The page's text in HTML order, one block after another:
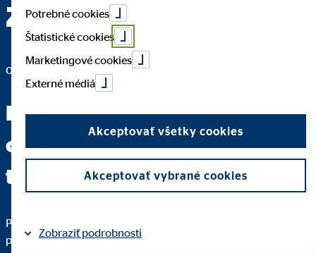
Zvolen
okresný riaditeľ pre OVB Allfinanz Slovensko a.s.
Keď dokážete jasne položiť
otázku, máte za sebou dve
tretiny cesty k odpovedi.
Pre kvalitné finančné sprostredkovanie je dôležité, aby ste
pochopili každý krok. Podrobne vám vysvetlím, prečo vám
Potrebné cookies
Štatistické cookies
Marketingové cookies
Externé médiá
Akceptovať všetky cookies
Akceptovať vybrané cookies
Zobraziť podrobnosti